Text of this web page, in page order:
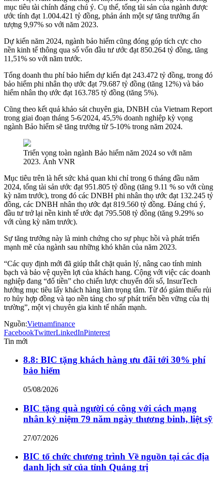
mục tiêu tài chính đáng chú ý. Cụ thể, tổng tài sản của ngành được
ước tính đạt 1.004.421 tỷ đồng, phản ánh một sự tăng trưởng ấn
tượng 9,97% so với năm 2023.
Dự kiến năm 2024, ngành bảo hiểm cũng đóng góp tích cực cho
nền kinh tế thông qua số vốn đầu tư ước đạt 850.264 tỷ đồng, tăng
11,51% so với năm trước.
Tổng doanh thu phí bảo hiểm dự kiến đạt 243.472 tỷ đồng, trong đó
bảo hiểm phi nhân thọ ước đạt 79.687 tỷ đồng (tăng 12%) và bảo
hiểm nhân thọ ước đạt 163.785 tỷ đồng (tăng 5%).
Cũng theo kết quả khảo sát chuyên gia, DNBH của Vietnam Report
trong giai đoạn tháng 5-6/2024, 45,5% doanh nghiệp kỳ vọng
ngành Bảo hiểm sẽ tăng trưởng từ 5-10% trong năm 2024.
Triển vọng toàn ngành Bảo hiểm năm 2024 so với năm
2023. Ảnh VNR
Mục tiêu trên là hết sức khả quan khi chỉ trong 6 tháng đầu năm
2024, tổng tài sản ước đạt 951.805 tỷ đồng (tăng 9.11 % so với cùng
kỳ năm trước), trong đó các DNBH phi nhân thọ ước đạt 132.245 tỷ
đồng, các DNBH nhân thọ ước đạt 819.560 tỷ đồng. Đáng chú ý,
đầu tư trở lại nền kinh tế ước đạt 795.508 tỷ đồng (tăng 9.29% so
với cùng kỳ năm trước).
Sự tăng trưởng này là minh chứng cho sự phục hồi và phát triển
mạnh mẽ của ngành sau những khó khăn của năm 2023.
“Các quy định mới đã giúp thắt chặt quản lý, nâng cao tính minh
bạch và bảo vệ quyền lợi của khách hang. Cộng với việc các doanh
nghiệp đang “đổ tiền” cho chiến lược chuyển đổi số, InsurTech
hướng mục tiêu lấy khách hàng làm trọng tâm. Từ đó giảm thiểu rủi
ro hủy hợp đồng và tạo nền tảng cho sự phát triển bền vững của thị
trường”, một vị chuyên gia kinh tế nhấn mạnh.
Nguồn:Vietnamfinance
FacebookTwitterLinkedInPinterest
Tin mới
8.8: BIC tặng khách hàng ưu đãi tới 30% phí
bảo hiểm
05/08/2026
BIC tặng quà người có công với cách mạng
nhân kỷ niệm 79 năm ngày thương binh, liệt sỹ
27/07/2026
BIC tổ chức chương trình Về nguồn tại các địa
danh lịch sử của tỉnh Quảng trị